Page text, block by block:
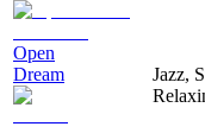
Open
Dream
Jazz,